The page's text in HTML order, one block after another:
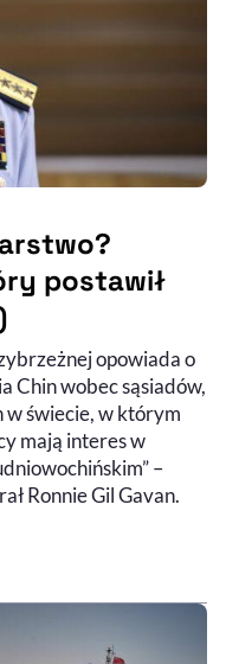
postawił
opowiada o
Chin wobec sąsiadów,
w świecie, w którym
mają interes w
–
Ronnie Gil Gavan.